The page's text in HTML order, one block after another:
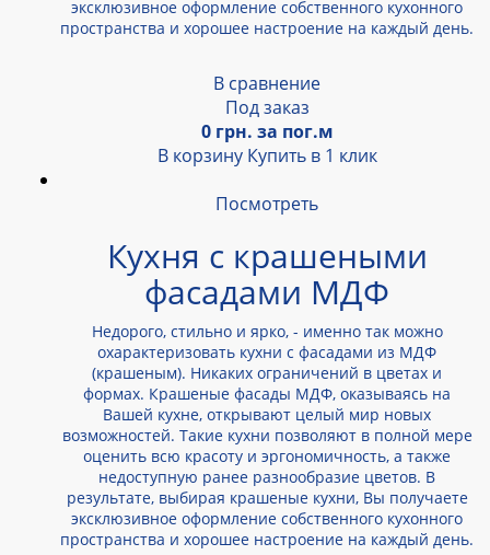
эксклюзивное оформление собственного кухонного
пространства и хорошее настроение на каждый день.
В сравнение
Под заказ
0 грн. за пог.м
В корзину Купить в 1 клик
Посмотреть
Кухня с крашеными
фасадами МДФ
Недорого, стильно и ярко, - именно так можно
охарактеризовать кухни с фасадами из МДФ
(крашеным). Никаких ограничений в цветах и
формах. Крашеные фасады МДФ, оказываясь на
Вашей кухне, открывают целый мир новых
возможностей. Такие кухни позволяют в полной мере
оценить всю красоту и эргономичность, а также
недоступную ранее разнообразие цветов. В
результате, выбирая крашеные кухни, Вы получаете
эксклюзивное оформление собственного кухонного
пространства и хорошее настроение на каждый день.